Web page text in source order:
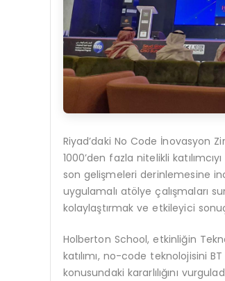
Riyad’daki No Code İnovasyon
1000’den fazla nitelikli
son gelişmeleri derinlemesine
uygulamalı atölye çalışmaları
kolaylaştırmak ve etkileyici
Holberton School, etkinliğin
katılımı, no-code teknolojisini
konusundaki kararlılığını